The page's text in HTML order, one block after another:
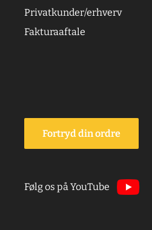
Privatkunder/erhverv
Fakturaaftale
Fortryd din ordre
Følg os på YouTube